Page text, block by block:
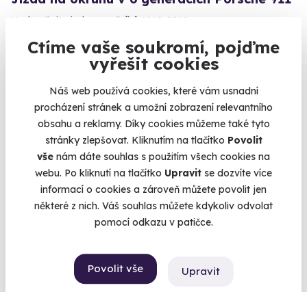
Ctíme vaše soukromí, pojďme
vyřešit cookies
Náš web používá cookies, které vám usnadní
procházení stránek a umožní zobrazení relevantního
obsahu a reklamy. Díky cookies můžeme také tyto
stránky zlepšovat. Kliknutím na tlačítko Povolit
vše nám dáte souhlas s použitím všech cookies na
webu. Po kliknutí na tlačítko Upravit se dozvíte více
informací o cookies a zároveň můžete povolit jen
některé z nich. Váš souhlas můžete kdykoliv odvolat
pomocí odkazu v patičce.
Povolit vše Upravit
Vyzkoušejte jeden z ročníků 1969-2019
Brno (+ 3 další lokality)
Jízda v supersportech na polygonu v Hradci